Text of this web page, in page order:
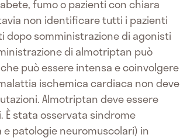
fumo o pazienti con chiara
non identificare tutti i pazienti
dopo somministrazione di agonisti
di almotriptan può
può essere intensa e coinvolgere
ischemica cardiaca non deve
Almotriptan deve essere
stata osservata sindrome
patologie neuromuscolari) in